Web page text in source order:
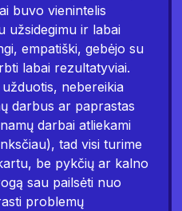
buvo vienintelis
užsidegimu ir labai
empatiški, gebėjo su
labai rezultatyviai.
nebereikia
darbus ar paprastas
darbai atliekami
tad visi turime
be pykčių ar kalno
sau pailsėti nuo
problemų